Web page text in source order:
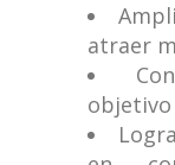
atraer